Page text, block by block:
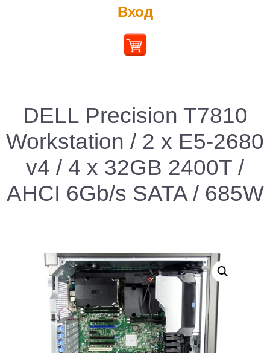
Вход
DELL Precision T7810
Workstation / 2 x E5-2680
v4 / 4 x 32GB 2400T /
AHCI 6Gb/s SATA / 685W